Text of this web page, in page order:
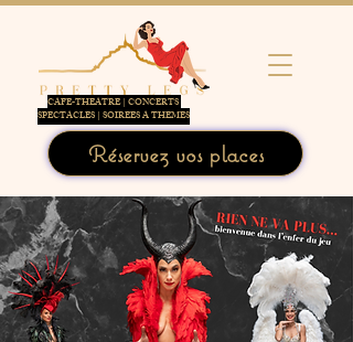
Réservez vos places
CAFE-THEATRE | CONCERTS
SPECTACLES | SOIREES A THEMES